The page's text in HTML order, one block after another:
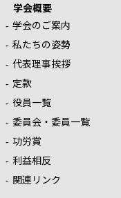
学会概要
学会のご案内
私たちの姿勢
代表理事挨拶
定款
役員一覧
委員会・委員一覧
功労賞
利益相反
関連リンク